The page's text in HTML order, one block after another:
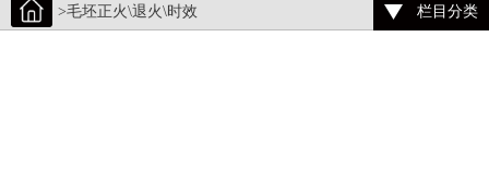
>毛坯正火\退火\时效 栏目分类